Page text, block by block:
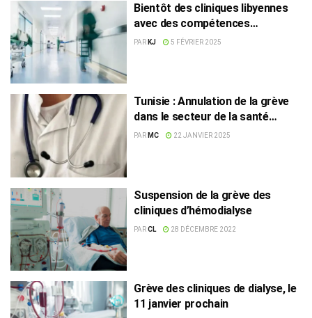
Bientôt des cliniques libyennes
avec des compétences
tunisiennes ?
PAR KJ 5 FÉVRIER 2025
Tunisie : Annulation de la grève
dans le secteur de la santé
privée
PAR MC 22 JANVIER 2025
Suspension de la grève des
cliniques d’hémodialyse
PARCL 28 DÉCEMBRE 2022
Grève des cliniques de dialyse, le
11 janvier prochain